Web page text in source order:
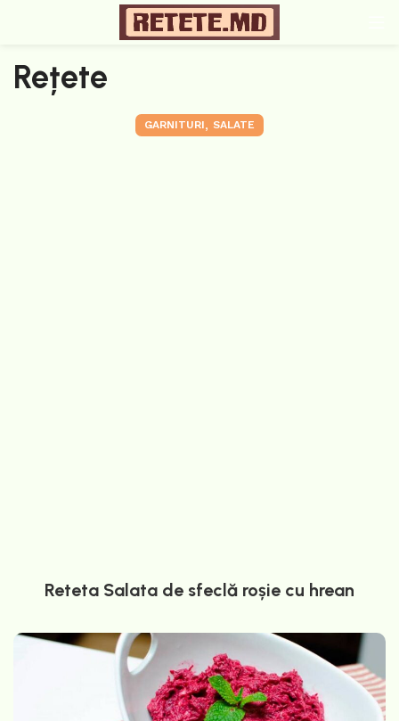
Rețete
GARNITURI, SALATE
Reteta Salata de sfeclă roșie cu hrean